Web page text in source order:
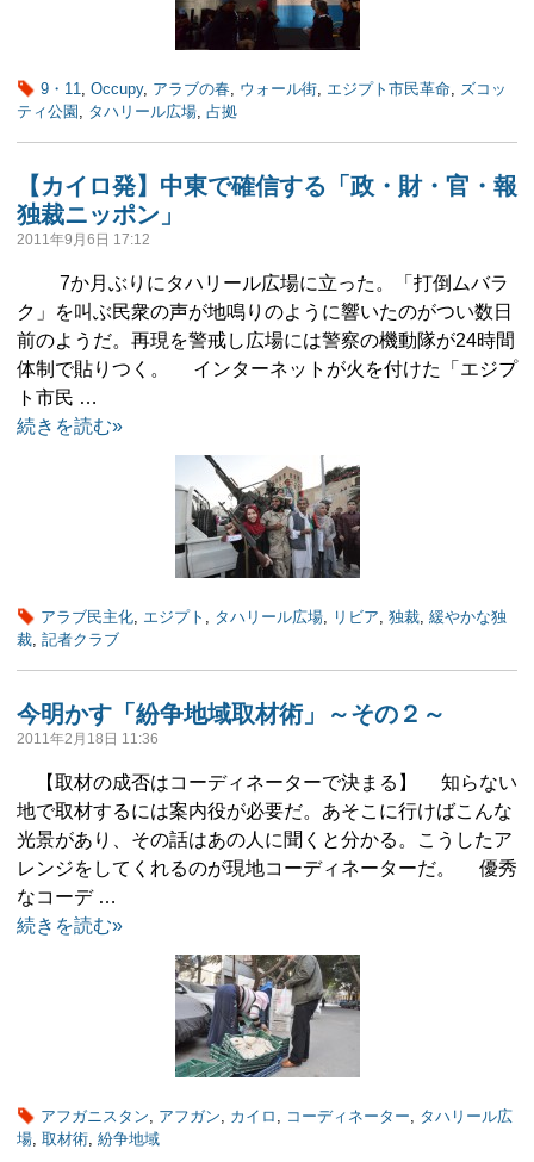
9・11, Occupy, アラブの春, ウォール街, エジプト市民革命, ズコッ
ティ公園 , タハリール広場, 占拠
【カイロ発】中東で確信する「政・財・官・報
独裁ニッポン」
2011年9月6日 17:12
7か月ぶりにタハリール広場に立った。「打倒ムバラ
ク」を叫ぶ民衆の声が地鳴りのように響いたのがつい数日
前のようだ。再現を警戒し広場には警察の機動隊が24時間
体制で貼りつく。 インターネットが火を付けた「エジプ
ト市民 …
続きを読む»
アラブ民主化, エジプト , タハリール広場, リビア, 独裁, 緩やかな独
裁, 記者クラブ
今明かす「紛争地域取材術」～その２～
2011年2月18日 11:36
【取材の成否はコーディネーターで決まる】 知らない
地で取材するには案内役が必要だ。あそこに行けばこんな
光景があり、その話はあの人に聞くと分かる。こうしたア
レンジをしてくれるのが現地コーディネーターだ。 優秀
なコーデ …
続きを読む»
アフガニスタン, アフガン, カイロ , コーディネーター, タハリール広
場, 取材術, 紛争地域